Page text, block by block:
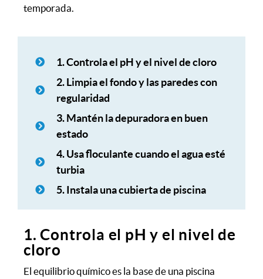
temporada.
1. Controla el pH y el nivel de cloro
2. Limpia el fondo y las paredes con
regularidad
3. Mantén la depuradora en buen
estado
4. Usa floculante cuando el agua esté
turbia
5. Instala una cubierta de piscina
1. Controla el pH y el nivel de
cloro
El equilibrio químico es la base de una piscina